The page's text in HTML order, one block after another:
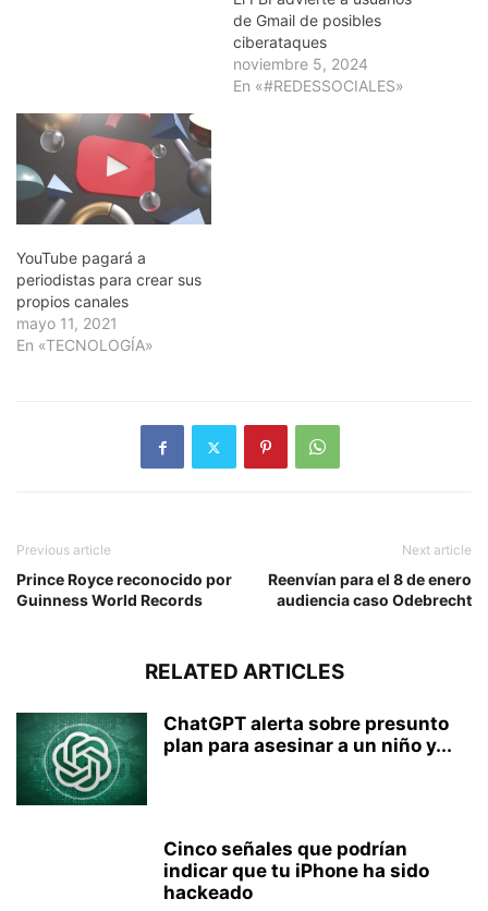
de Gmail de posibles
ciberataques
noviembre 5, 2024
En «#REDESSOCIALES»
YouTube pagará a
periodistas para crear sus
propios canales
mayo 11, 2021
En «TECNOLOGÍA»
Previous article
Prince Royce reconocido por
Guinness World Records
Next article
Reenvían para el 8 de enero
audiencia caso Odebrecht
RELATED ARTICLES
ChatGPT alerta sobre presunto
plan para asesinar a un niño y...
Cinco señales que podrían
indicar que tu iPhone ha sido
hackeado